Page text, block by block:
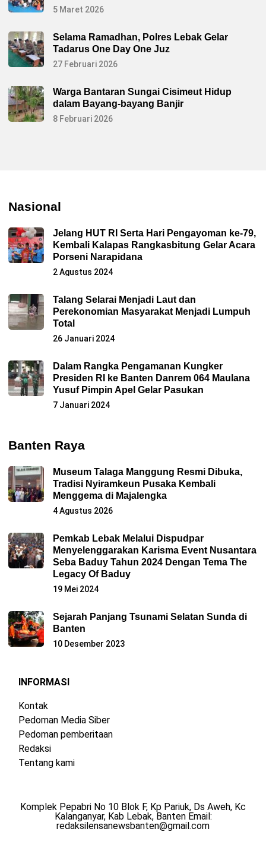
5 Maret 2026
Selama Ramadhan, Polres Lebak Gelar
Tadarus One Day One Juz
27 Februari 2026
Warga Bantaran Sungai Cisimeut Hidup
dalam Bayang-bayang Banjir
8 Februari 2026
Nasional
Jelang HUT RI Serta Hari Pengayoman ke-79,
Kembali Kalapas Rangkasbitung Gelar Acara
Porseni Narapidana
2 Agustus 2024
Talang Selarai Menjadi Laut dan
Perekonomian Masyarakat Menjadi Lumpuh
Total
26 Januari 2024
Dalam Rangka Pengamanan Kungker
Presiden RI ke Banten Danrem 064 Maulana
Yusuf Pimpin Apel Gelar Pasukan
7 Januari 2024
Banten Raya
Museum Talaga Manggung Resmi Dibuka,
Tradisi Nyiramkeun Pusaka Kembali
Menggema di Majalengka
4 Agustus 2026
Pemkab Lebak Melalui Dispudpar
Menyelenggarakan Karisma Event Nusantara
Seba Baduy Tahun 2024 Dengan Tema The
Legacy Of Baduy
19 Mei 2024
Sejarah Panjang Tsunami Selatan Sunda di
Banten
10 Desember 2023
INFORMASI
Kontak
Pedoman Media Siber
Pedoman pemberitaan
Redaksi
Tentang kami
Komplek Pepabri No 10 Blok F, Kp Pariuk, Ds Aweh, Kc
Kalanganyar, Kab Lebak, Banten Email:
redaksilensanewsbanten@gmail.com